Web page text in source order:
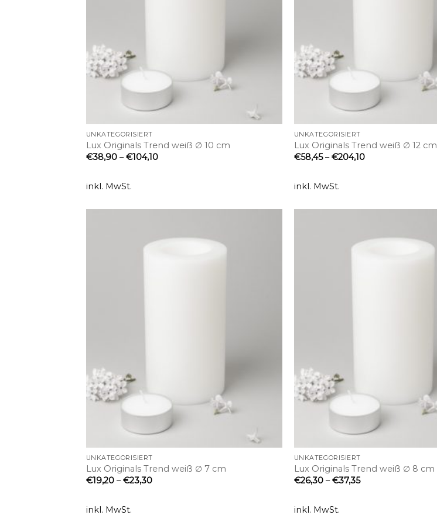
UNKATEGORISIERT
Lux Originals Trend weiß ∅ 10 cm
€38,90–€104,10
inkl. MwSt.
UNKATEGORISIERT
Lux Originals Trend weiß ∅ 12 cm
€58,45–€204,10
inkl. MwSt.
UNKATEGORISIERT
Lux Originals Trend weiß ∅ 7 cm
€19,20–€23,30
inkl. MwSt.
UNKATEGORISIERT
Lux Originals Trend weiß ∅ 8 cm
€26,30–€37,35
inkl. MwSt.